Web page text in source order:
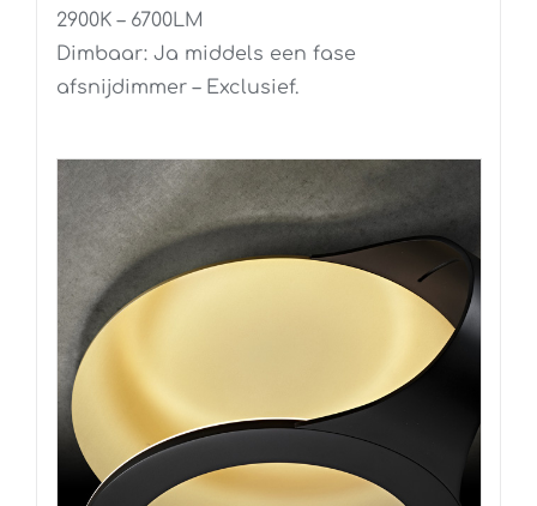
2900K – 6700LM
Dimbaar: Ja middels een fase
afsnijdimmer – Exclusief.